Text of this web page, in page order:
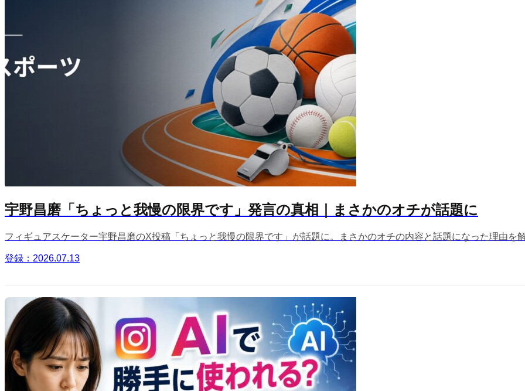
宇野昌磨「ちょっと我慢の限界です」発言の真相｜まさかのオチが話題に
フィギュアスケーター宇野昌磨のX投稿「ちょっと我慢の限界です」が話題に。まさかのオチの内容と話題になった理由を解
登録：2026.07.13